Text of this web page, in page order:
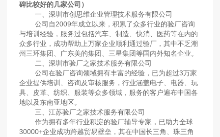
碑比较好的几家公司）
一、深圳市创思维企业管理技术服务有限公司
公司自2009年成立以来，积累了众多行业的验厂咨询
与培训经验，服务过包括汽车、制造、快消、医药等在内的
众多行业，成功帮助上万家企业顺利通过验厂，其中不乏潮
州三环集团、广东美的集团、三星集团等国内外知名企业。
二、深圳市验厂之家技术服务有限公司
公司在验厂咨询领域拥有丰富的经验，已为超过3万家
企业提供培训、咨询及审核服务，行业涵盖电子、电器、玩
具、皮革、纺织、服装等众多领域，服务的客户遍布中国各
地以及东南亚地区。
三、江苏验厂之家技术服务有限公司
作为拥有多年行业积淀的验厂辅导专家，已助力全球
30000+企业成功跨越贸易壁垒，其在中国长三角、珠三角